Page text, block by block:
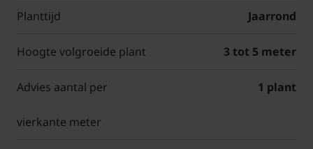
Planttijd Jaarrond
Hoogte volgroeide plant 3 tot 5 meter
Advies aantal per
vierkante meter
1 plant